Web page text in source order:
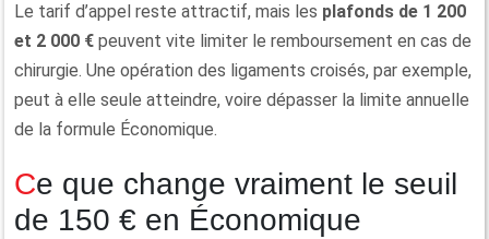
Le tarif d’appel reste attractif, mais les plafonds de 1 200
et 2 000 € peuvent vite limiter le remboursement en cas de
chirurgie. Une opération des ligaments croisés, par exemple,
peut à elle seule atteindre, voire dépasser la limite annuelle
de la formule Économique.
Ce que change vraiment le seuil
de 150 € en Économique